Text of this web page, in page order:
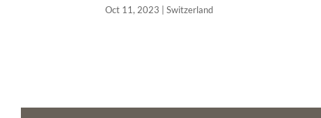
Oct 11, 2023 Switzerland